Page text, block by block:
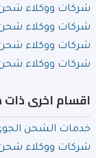
شركات ووكلاء
شركات ووكلاء
شركات ووكلاء
شركات ووكلاء
اقسام اخرى ذات
خدمات الشحن
شركات ووكلاء